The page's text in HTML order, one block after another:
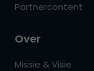
Partnercontent
Over
Missie & Visie